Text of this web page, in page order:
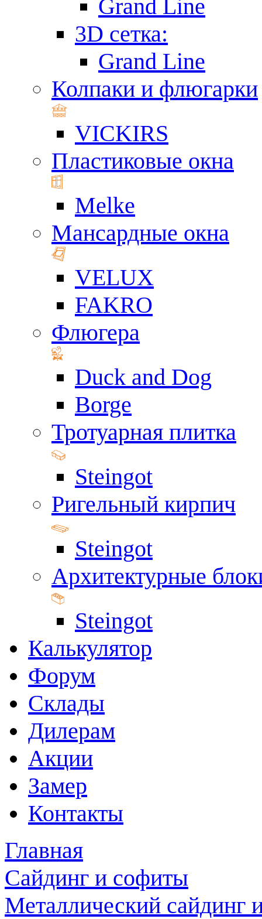
Grand Line
3D сетка:
Grand Line
Колпаки и флюгарки
VICKIRS
Пластиковые окна
Melke
Мансардные окна
VELUX
FAKRO
Флюгера
Duck and Dog
Borge
Тротуарная плитка
Steingot
Ригельный кирпич
Steingot
Архитектурные
Steingot
Калькулятор
Форум
Склады
Дилерам
Акции
Замер
Контакты
Главная
Сайдинг и софиты
Металлический сайдинг